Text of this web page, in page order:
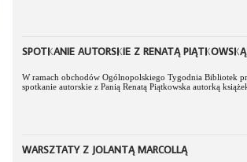
SPOTKANIE AUTORSKIE Z RENATĄ PIĄTKOWSKĄ
W ramach obchodów Ogólnopolskiego Tygodnia Bibliotek
spotkanie autorskie z Panią Renatą Piątkowska autorką
WARSZTATY Z JOLANTĄ MARCOLLĄ